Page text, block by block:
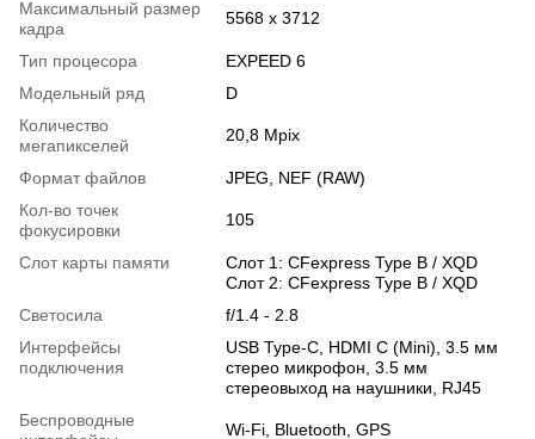
Максимальный размер
кадра
5568 x 3712
Тип процесора
EXPEED 6
Модельный ряд
D
Количество
мегапикселей
20,8 Mpix
Формат файлов
JPEG, NEF (RAW)
Кол-во точек
фокусировки
105
Слот карты памяти
Слот 1: CFexpress Type B / XQD
Слот 2: CFexpress Type B / XQD
Светосила
f/1.4 - 2.8
Интерфейсы
подключения
USB Type-C, HDMI C (Mini), 3.5 мм
стерео микрофон, 3.5 мм
стереовыход на наушники, RJ45
Беспроводные
Wi-Fi, Bluetooth, GPS